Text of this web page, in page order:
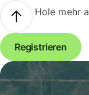
Hole mehr
Registrieren